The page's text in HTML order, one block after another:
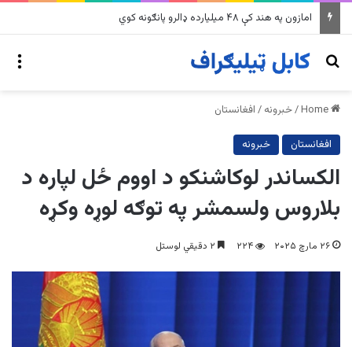
په وینزویلا کې زورورو زلزلو پراخ زیانونه اړولي
Search for
/خبرونه / افغانستان
افغانستان خبرونه
الکساندر لوکاشنکو د اووم ځل لپاره د
بلاروس ولسمشر په توګه لوړه وکړه
۲۶ مارچ ۲۰۲۵ ۲۲۴